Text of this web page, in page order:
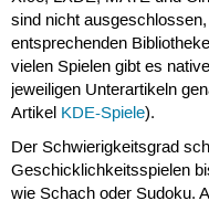
sind nicht
entsprechenden
vielen Spielen gibt es
jeweiligen Unterartikeln
Artikel KDE-Spiele).
Der Schwierigkeitsgrad
Geschicklichkeitsspielen
wie Schach oder Sudoku.